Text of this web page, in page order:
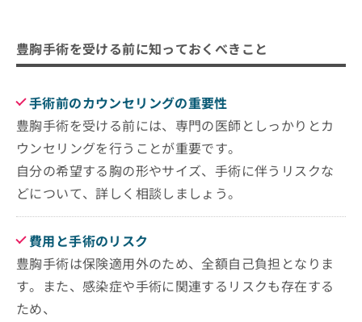
豊胸手術を受ける前に知っておくべきこと
手術前のカウンセリングの重要性
豊胸手術を受ける前には、専門の医師としっかりとカ
ウンセリングを行うことが重要です。
自分の希望する胸の形やサイズ、手術に伴うリスクな
どについて、詳しく相談しましょう。
費用と手術のリスク
豊胸手術は保険適用外のため、全額自己負担となりま
す。また、感染症や手術に関連するリスクも存在する
ため、